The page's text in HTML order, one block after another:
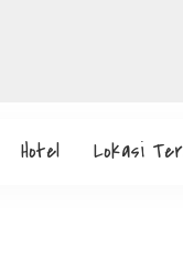
Hotel Lokasi